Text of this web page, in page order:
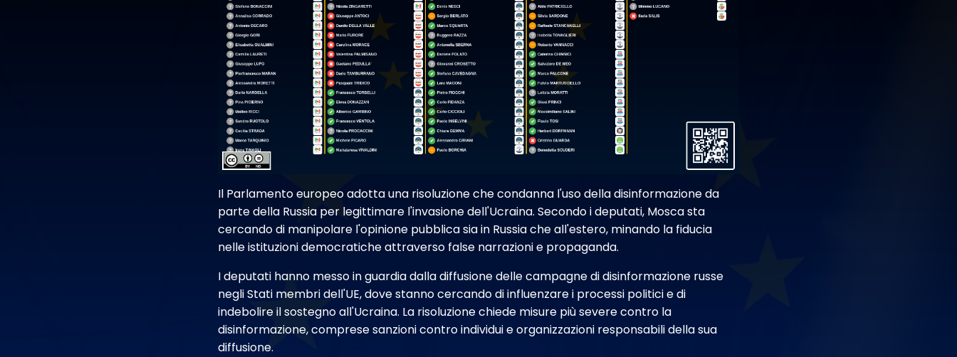
Il Parlamento europeo adotta una risoluzione che condanna l'uso della disinformazione da
parte della Russia per legittimare l'invasione dell'Ucraina. Secondo i deputati, Mosca sta
cercando di manipolare l'opinione pubblica sia in Russia che all'estero, minando la fiducia
nelle istituzioni democratiche attraverso false narrazioni e propaganda.
I deputati hanno messo in guardia dalla diffusione delle campagne di disinformazione russe
negli Stati membri dell'UE, dove stanno cercando di influenzare i processi politici e di
indebolire il sostegno all'Ucraina. La risoluzione chiede misure più severe contro la
disinformazione, comprese sanzioni contro individui e organizzazioni responsabili della sua
diffusione.